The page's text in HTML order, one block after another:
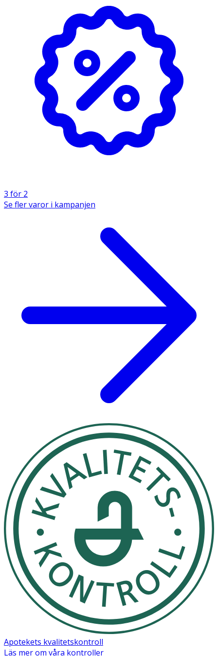
· Vrid på locket för att öppna.
· Skölj såret/ögonen noggrant.
· Låt sedan lufttorka.
Observera:
· Inte avsedd för injektion eller förtäring.
· Använd inte om förpackningen är skadad eller om
lösningen är grumlig.
· Vid användning på barn krävs hjälp av vuxen.
använda produkten.
inte används helt ska kasseras.
· Använd före utgångsdatum.
· Allvarliga händelser ska rapporteras till tillverkaren
Förvaras svalt och torrt, skyddat från solljus och värme.
Förvaras vid högst
3 för 2
Se fler varor i kampanjen
Apotekets kvalitetskontroll
Läs mer om våra kontroller